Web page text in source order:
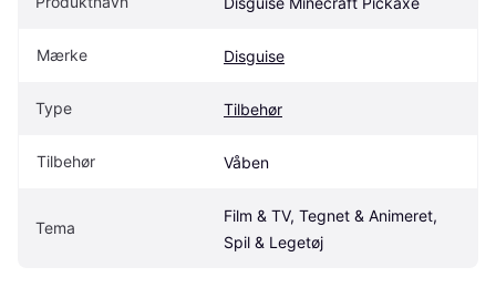
Mærke Disguise
Type Tilbehør
Tilbehør Våben
Tema
Film & TV, Tegnet & Animeret,
Spil & Legetøj